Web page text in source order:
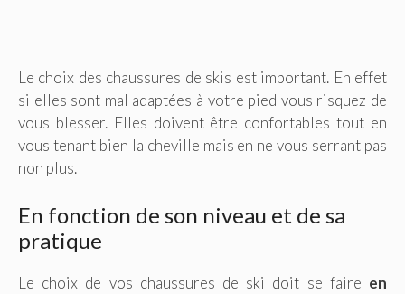
Le choix des chaussures de skis est important. En effet
si elles sont mal adaptées à votre pied vous risquez de
vous blesser. Elles doivent être confortables tout en
vous tenant bien la cheville mais en ne vous serrant pas
non plus.
En fonction de son niveau et de sa
pratique
Le choix de vos chaussures de ski doit se faire en